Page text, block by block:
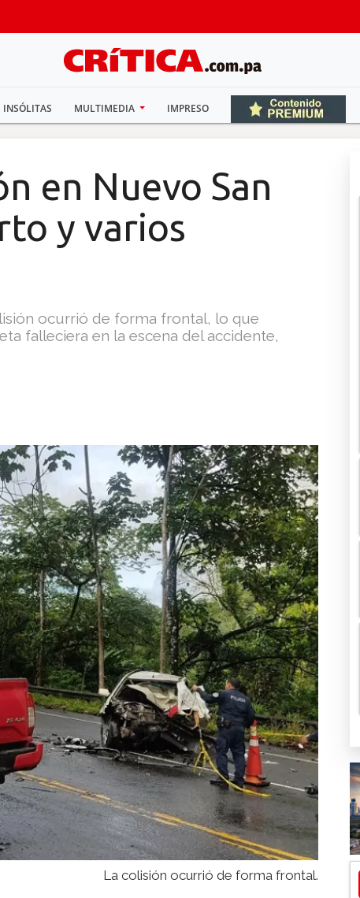
INSÓLITAS MULTIMEDIA IMPRESO
en Nuevo San
y varios
ocurrió de forma frontal, lo que
falleciera en la escena del accidente,
La colisión ocurrió de forma frontal.